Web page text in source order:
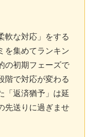
軟な対応」をする
を集めてランキン
の初期フェーズで
階で対応が変わる
「返済猶予」は延
先送りに過ぎませ